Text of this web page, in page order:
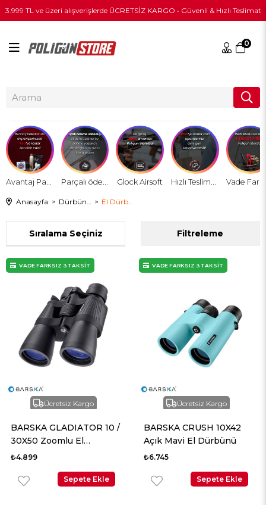
3.999 TL ve üzeri alışverişlerde ÜCRETSİZ KARGO • Güvenli & Hızlı Teslimat
0
Glock Airsoft
Anasayfa
Filtreleme
Sıralama
Ücretsiz Kargo
BARSKA GLADIATOR 10 /
30X50 Zoomlu El
Dürbünü
₺4.899
Sepete Ekle
VADE FARKSIZ 3 TAKSİT
Ücretsiz Kargo
BARSKA CRUSH 10X42
Açık Mavi El Dürbünü
₺6.745
Sepete Ekle
VADE FARKSIZ 3 TAKSİT